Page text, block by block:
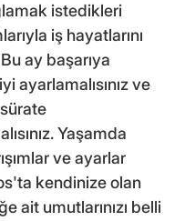
istedikleri
iş hayatlarını
ay başarıya
ayarlamalısınız ve
Yaşamda
ve ayarlar
kendinize olan
ait umutlarınızı belli